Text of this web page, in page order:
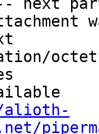
next